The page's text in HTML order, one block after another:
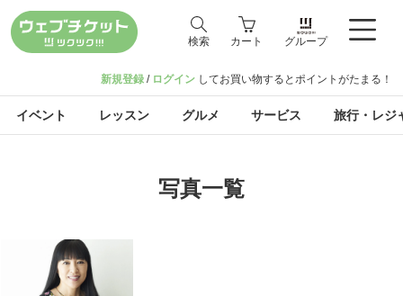
検索 カート グループ
新規登録 / ログイン してお買い物するとポイントがたまる！
イベント レッスン グルメ サービス 旅行・レジ
写真一覧